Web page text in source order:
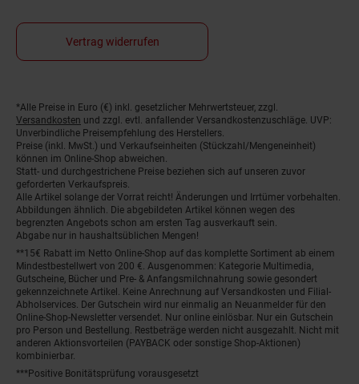
Vertrag widerrufen
Fußnoten
*Alle Preise in Euro (€) inkl. gesetzlicher Mehrwertsteuer, zzgl.
Versandkosten und zzgl. evtl. anfallender Versandkostenzuschläge. UVP:
Unverbindliche Preisempfehlung des Herstellers.
Preise (inkl. MwSt.) und Verkaufseinheiten (Stückzahl/Mengeneinheit)
können im Online-Shop abweichen.
Statt- und durchgestrichene Preise beziehen sich auf unseren zuvor
geforderten Verkaufspreis.
Alle Artikel solange der Vorrat reicht! Änderungen und Irrtümer vorbehalten.
Abbildungen ähnlich. Die abgebildeten Artikel können wegen des
begrenzten Angebots schon am ersten Tag ausverkauft sein.
Abgabe nur in haushaltsüblichen Mengen!
**15€ Rabatt im Netto Online-Shop auf das komplette Sortiment ab einem
Mindestbestellwert von 200 €. Ausgenommen: Kategorie Multimedia,
Gutscheine, Bücher und Pre- & Anfangsmilchnahrung sowie gesondert
gekennzeichnete Artikel. Keine Anrechnung auf Versandkosten und Filial-
Abholservices. Der Gutschein wird nur einmalig an Neuanmelder für den
Online-Shop-Newsletter versendet. Nur online einlösbar. Nur ein Gutschein
pro Person und Bestellung. Restbeträge werden nicht ausgezahlt. Nicht mit
anderen Aktionsvorteilen (PAYBACK oder sonstige Shop-Aktionen)
kombinierbar.
***Positive Bonitätsprüfung vorausgesetzt